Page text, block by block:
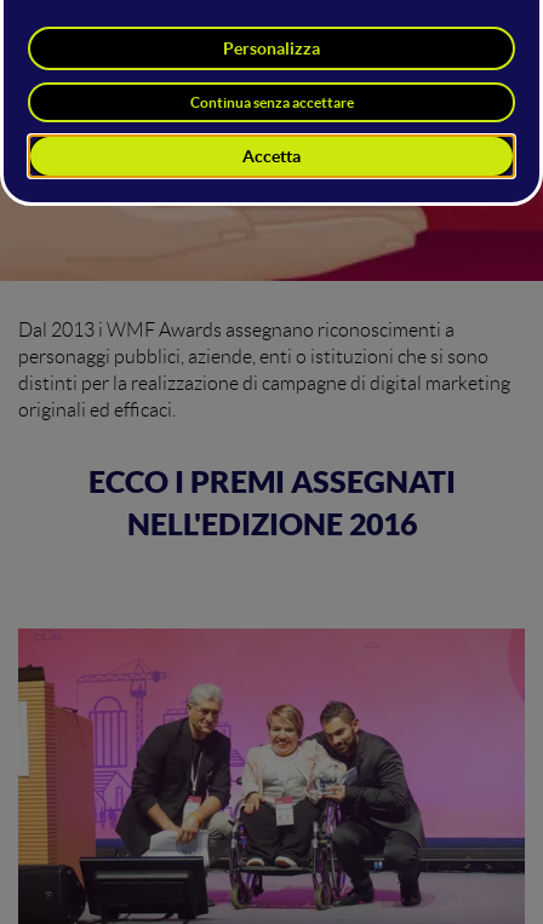
Dal 2013 i WMF Awards assegnano riconoscimenti a
personaggi pubblici, aziende, enti o istituzioni che si sono
distinti per la realizzazione di campagne di digital marketing
originali ed efficaci.
ECCO I PREMI ASSEGNATI
NELL'EDIZIONE 2016